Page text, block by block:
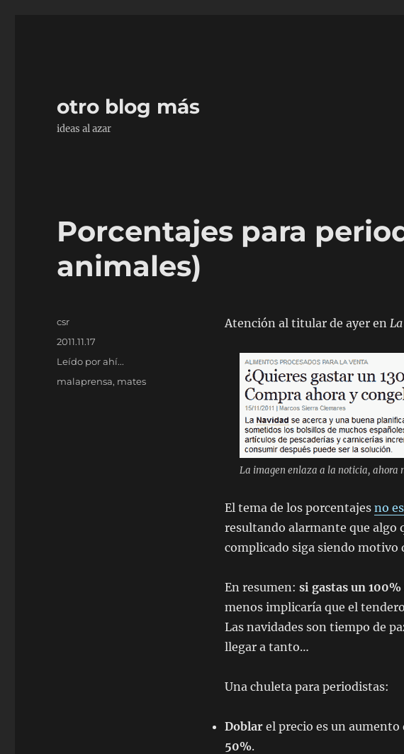
otro blog más
ideas al azar
Porcentajes para
animales)
Atención al titular de ayer en
La imagen enlaza a la noticia, ahora
El tema de los porcentajes no
resultando alarmante que algo
complicado siga siendo motivo
En resumen: si gastas un
menos implicaría que el
Las navidades son tiempo de
llegar a tanto…
Una chuleta para periodistas:
Doblarel precio es un aumento
50%.
Autor
csr
Publicado
2011.11.17
Categorías
Leído por ahí...
Etiquetas
malaprensa, mates